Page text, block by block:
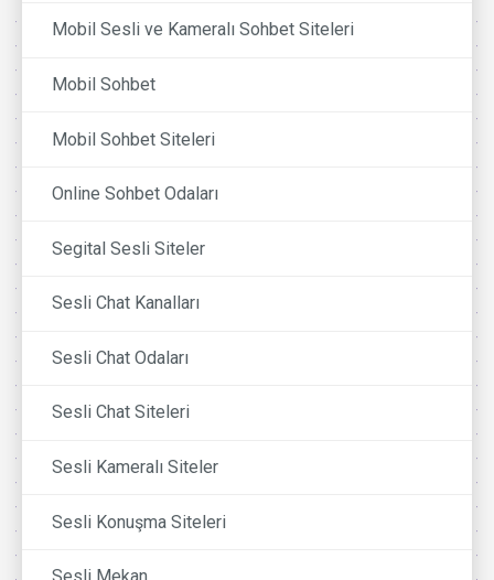
Mobil Sesli ve Kameralı Sohbet Siteleri
Mobil Sohbet
Mobil Sohbet Siteleri
Online Sohbet Odaları
Segital Sesli Siteler
Sesli Chat Kanalları
Sesli Chat Odaları
Sesli Chat Siteleri
Sesli Kameralı Siteler
Sesli Konuşma Siteleri